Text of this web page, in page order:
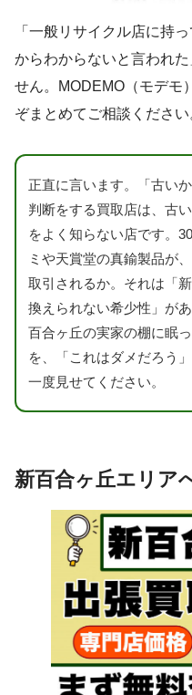
「一般リサイクル店に持
からわからないと言われ
せん。MODEMO（モデモ
ぞまとめてご相談ください
正直に言います。「古い
判断をする買取店は、古
をよく知らない店です。
ミや天賞堂の真鍮製品が
取引されるか。それは「
換えられない希少性」が
百合ヶ丘の実家の棚に眠
を、「これはダメだろう
一度見せてください。
新百合ヶ丘エリア